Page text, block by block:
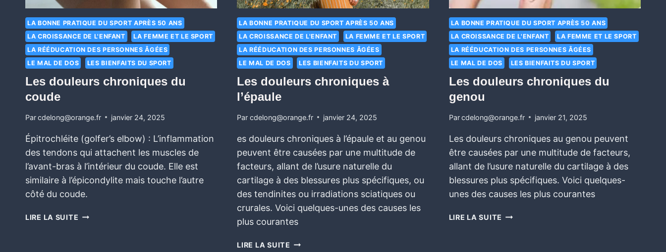
LA BONNE PRATIQUE DU SPORT APRÈS 50 ANS
LA CROISSANCE DE L'ENFANT
LA FEMME ET LE SPORT
LA RÉÉDUCATION DES PERSONNES ÂGÉES
LE MAL DE DOS
LES BIENFAITS DU SPORT
Les douleurs chroniques du
coude
Parcdelong@orange.fr janvier 24, 2025
Épitrochléite (golfer’s elbow) : L’inflammation
des tendons qui attachent les muscles de
l’avant-bras à l’intérieur du coude. Elle est
similaire à l’épicondylite mais touche l’autre
côté du coude.
LIRE LA SUITE
LA BONNE PRATIQUE DU SPORT APRÈS 50 ANS
LA CROISSANCE DE L'ENFANT
LA FEMME ET LE SPORT
LA RÉÉDUCATION DES PERSONNES ÂGÉES
LE MAL DE DOS
LES BIENFAITS DU SPORT
Les douleurs chroniques à
l’épaule
Par cdelong@orange.fr janvier 24, 2025
es douleurs chroniques à l’épaule et au genou
peuvent être causées par une multitude de
facteurs, allant de l’usure naturelle du
cartilage à des blessures plus spécifiques, ou
des tendinites ou irradiations sciatiques ou
crurales. Voici quelques-unes des causes les
plus courantes
LIRE LA SUITE
LA BONNE PRATIQUE DU SPORT APRÈS 50 ANS
LA CROISSANCE DE L'ENFANT
LA FEMME ET LE SPORT
LA RÉÉDUCATION DES PERSONNES ÂGÉES
LE MAL DE DOS
LES BIENFAITS DU SPORT
Les douleurs chroniques du
genou
Parcdelong@orange.fr janvier 21, 2025
Les douleurs chroniques au genou peuvent
être causées par une multitude de facteurs,
allant de l’usure naturelle du cartilage à des
blessures plus spécifiques. Voici quelques-
unes des causes les plus courantes
LIRE LA SUITE